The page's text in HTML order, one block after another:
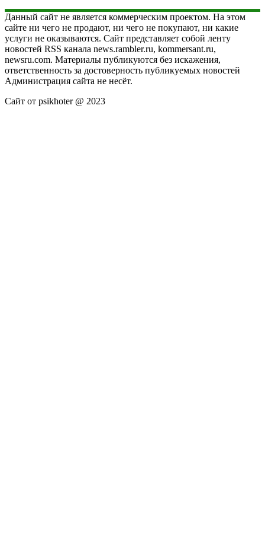
Данный сайт не является коммерческим проектом. На этом
сайте ни чего не продают, ни чего не покупают, ни какие
услуги не оказываются. Сайт представляет собой ленту
новостей RSS канала news.rambler.ru, kommersant.ru,
newsru.com. Материалы публикуются без искажения,
ответственность за достоверность публикуемых новостей
Администрация сайта не несёт.
Сайт от psikhoter @ 2023